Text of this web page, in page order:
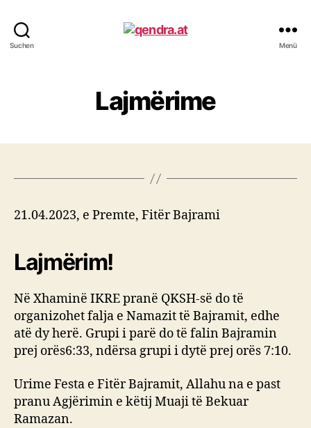
Suchen Menü
Lajmërime
21.04.2023, e Premte, Fitër Bajrami
Lajmërim!
Në Xhaminë IKRE pranë QKSH-së do të
organizohet falja e Namazit të Bajramit, edhe
atë dy herë. Grupi i parë do të falin Bajramin
prej orës6:33, ndërsa grupi i dytë prej orës 7:10.
Urime Festa e Fitër Bajramit, Allahu na e past
pranu Agjërimin e këtij Muaji të Bekuar
Ramazan.